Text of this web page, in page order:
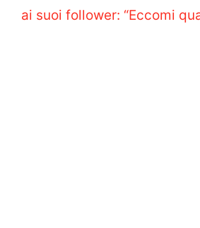
ai suoi follower: “Eccomi